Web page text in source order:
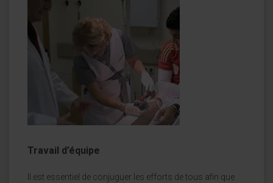
Travail d’équipe
Il est essentiel de conjuguer les efforts de tous afin que